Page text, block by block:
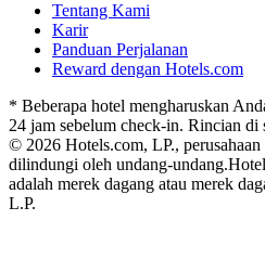
Tentang Kami
Karir
Panduan Perjalanan
Reward dengan Hotels.com
* Beberapa hotel mengharuskan
24 jam sebelum check-in. Rincian di
© 2026 Hotels.com, LP.,
dilindungi oleh undang-undang.
adalah merek dagang atau merek
L.P.